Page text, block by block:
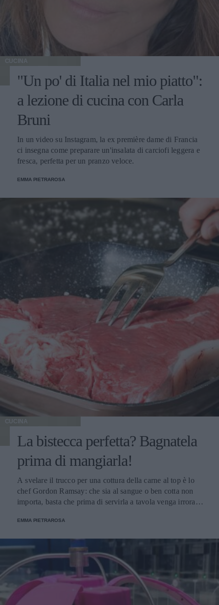
CUCINA
"Un po' di Italia nel mio piatto":
a lezione di cucina con Carla
Bruni
In un video su Instagram, la ex première dame di Francia
ci insegna come preparare un'insalata di carciofi leggera e
fresca, perfetta per un pranzo veloce.
EMMA PIETRAROSA
CUCINA
La bistecca perfetta? Bagnatela
prima di mangiarla!
A svelare il trucco per una cottura della carne al top è lo
chef Gordon Ramsay: che sia al sangue o ben cotta non
importa, basta che prima di servirla a tavola venga irrorata
EMMA PIETRAROSA